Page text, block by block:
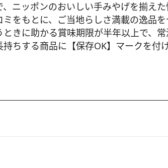
ニッポンのおいしい手みやげを揃えた
をもとに、ご当地らしさ満載の逸品を
きに助かる賞味期限が半年以上で、
ちする商品に【保存OK】マークを付